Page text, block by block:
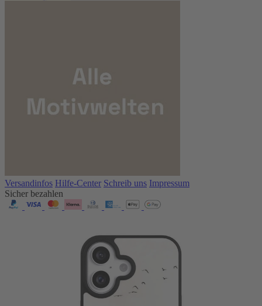
Versandinfos Hilfe-Center Schreib uns Impressum
Sicher bezahlen